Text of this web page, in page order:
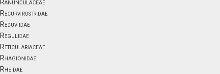
Ranunculaceae
Recurvirostridae
Reduviidae
Regulidae
Reticulariaceae
Rhagionidae
Rheidae